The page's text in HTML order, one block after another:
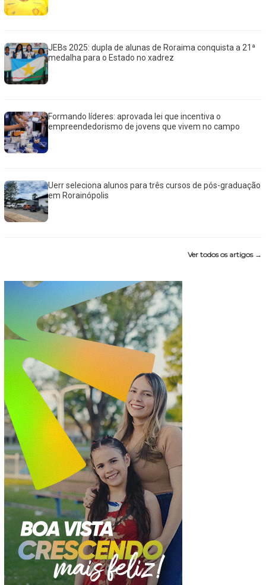
JEBs 2025: dupla de alunas de Roraima conquista a 21ª
medalha para o Estado no xadrez
Formando líderes: aprovada lei que incentiva o
empreendedorismo de jovens que vivem no campo
Uerr seleciona alunos para três cursos de pós-graduação
em Rorainópolis
Ver todos os artigos →